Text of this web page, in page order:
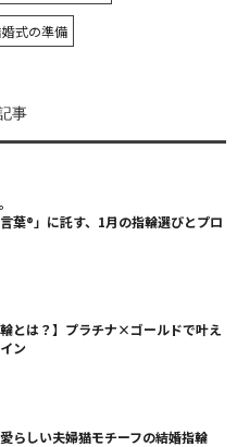
式の準備
事
葉®」に託す、1月の指輪選びとプロ
輪とは？】プラチナ×ゴールドで叶え
ン
らしい夫婦猫モチーフの結婚指輪